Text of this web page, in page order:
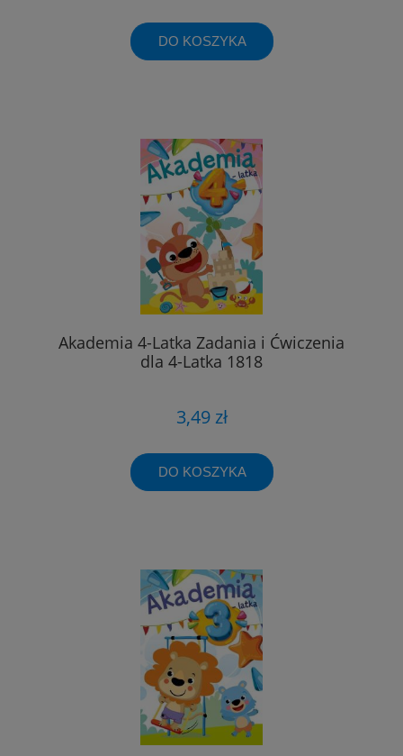
DO KOSZYKA
Akademia 4-Latka Zadania i Ćwiczenia
dla 4-Latka 1818
3,49 zł
DO KOSZYKA